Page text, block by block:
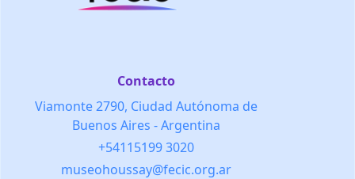
Contacto
Viamonte 2790, Ciudad Autónoma de
Buenos Aires - Argentina
+54115199 3020
museohoussay@fecic.org.ar